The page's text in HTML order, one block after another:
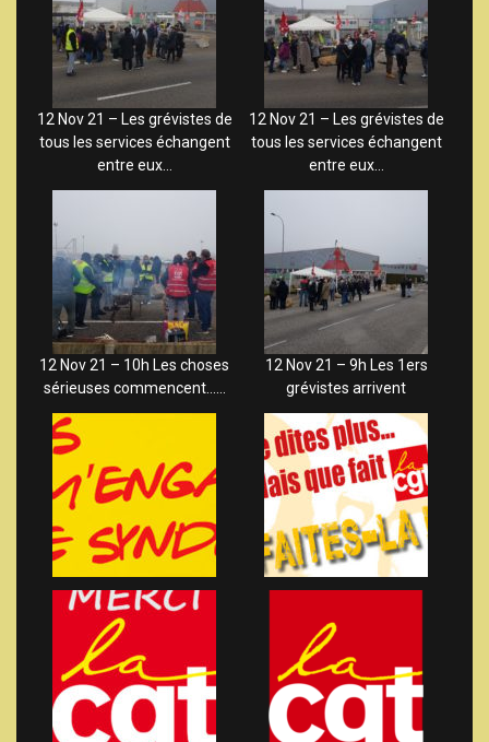
12 Nov 21 – Les grévistes de
tous les services échangent
entre eux…
12 Nov 21 – Les grévistes de
tous les services échangent
entre eux…
12 Nov 21 – 10h Les choses
sérieuses commencent……
12 Nov 21 – 9h Les 1ers
grévistes arrivent